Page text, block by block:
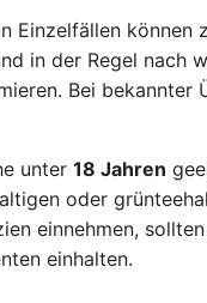
Einzelfällen können
in der Regel nach
Bei bekannter
unter 18 Jahren
oder
einnehmen,
einhalten.